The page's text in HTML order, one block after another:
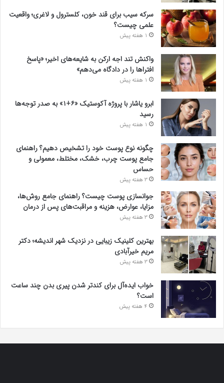
سرکه سیب برای قند خون، کلسترول و لاغری؛ واقعیت
علمی چیست؟
1 هفته پیش
واکنش تند اجه ارکن به شایعه‌های اخیر؛ «پاسخ
افتراها را در دادگاه می‌دهم»
1 هفته پیش
ابرو یاشار با پروژه آکوستیک «۶+۱» به صدر توجه‌ها
رسید
1 هفته پیش
چگونه نوع پوست خود را تشخیص دهیم؟ راهنمای
جامع پوست چرب، خشک، مختلط، معمولی و
حساس
3 هفته پیش
جوانسازی پوست چیست؟ راهنمای جامع روش‌ها،
مزایا، عوارض، هزینه و مراقبت‌های پس از درمان
3 هفته پیش
بهترین کلینیک زیبایی در نزدیک شهر اندیشه؛ دکتر
مریم خیرآبادی
3 هفته پیش
خواب ایده‌آل برای کندتر شدن پیری بدن چند ساعت
است؟
4 هفته پیش